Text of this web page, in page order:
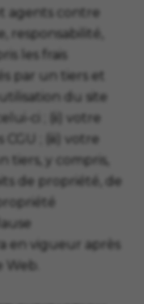
agents contre
responsabilité,
les frais
par un tiers et
du site
ci ; (ii) votre
; (iii) votre
tiers, y compris,
de propriété, de
en vigueur après